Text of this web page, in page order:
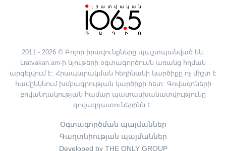
2011 - 2026 © Բոլոր իրավունքները պաշտպանված են:
Lratvakan.am-ի նյութերի օգտագործումն առանց հղման
արգելվում է: Հրապարակման հեղինակի կարծիքը ոչ միշտ է
համընկնում խմբագրության կարծիքի հետ: Գովազդների
բովանդակության համար պատասխանատվությունը
գովազդատուներինն է:
Օգտագործման պայմաններ
Գաղտնիության պայմաններ
Developed by THE ONLY GROUP